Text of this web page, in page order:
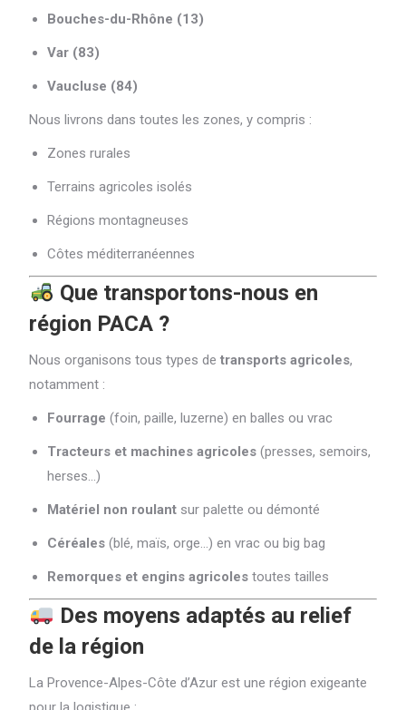
Bouches-du-Rhône (13)
Var (83)
Vaucluse (84)
Nous livrons dans toutes les zones, y compris :
Zones rurales
Terrains agricoles isolés
Régions montagneuses
Côtes méditerranéennes
Que transportons-nous en
région PACA ?
Nous organisons tous types detransports agricoles,
notamment :
Fourrage (foin, paille, luzerne) en balles ou vrac
Tracteurs et machines agricoles (presses, semoirs,
herses…)
Matériel non roulant sur palette ou démonté
Céréales (blé, maïs, orge…) en vrac ou big bag
Remorques et engins agricoles toutes tailles
Des moyens adaptés au relief
de la région
La Provence-Alpes-Côte d’Azur est une région exigeante